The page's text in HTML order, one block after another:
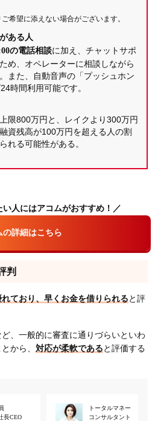
希望に添えない場合がございます。
ある人
の電話相談に加え、チャットサポ
め、オペレーターに相談しながら
また、自動音声の「プッシュホン
時間利用可能です。
限800万円と、レイクより300万円
資残高が100万円を超える人の割
れる可能性がある。
人にはアコムがおすすめ！／
の詳細はこちら
判
ており、早くお金を借りられる と評
、一般的に審査に通りづらいといわ
から、 対応が柔軟である と評価する
長CEO
トータルマネー
コンサルタント